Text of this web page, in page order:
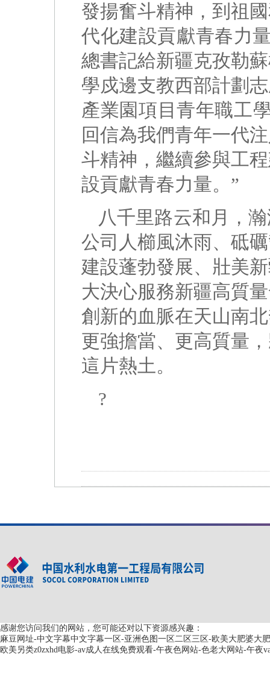
發揚奮斗精神，到祖
代化建設貢獻青春力
總書記給新疆克孜勒
學戍邊支教西部計劃
產業園項目青年職工
回信為我們青年一代
斗精神，繼續參與工
設貢獻青春力量。”
八千里路云和月，
公司人櫛風沐雨、砥
建設蓬勃發展、壯美
大決心服務新疆高質
創新的血脈在天山南
更強擔當、更高質量
這片熱土。
?
感谢您访问我们的网站，您可能还对以下资源感兴趣：
麻豆网址-中文字幕中文字幕一区-亚洲色图一区二区三区-欧美大肥婆大
欧美另类z0zxhd电影-av成人在线免费观看-午夜色网站-色老大网站-午夜